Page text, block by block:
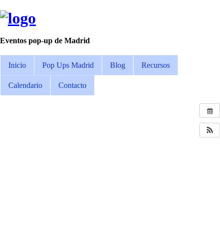
Eventos pop-up de Madrid
Inicio Pop Ups Madrid Blog Recursos
Calendario Contacto